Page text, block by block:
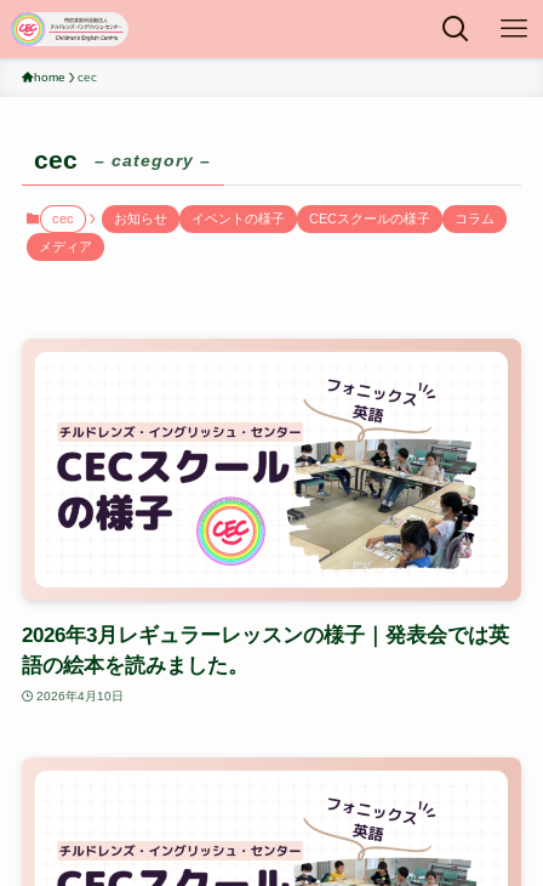
home cec
cec – category –
cec お知らせ イベントの様子 CECスクールの様子
コラム
メディア
2026年3月レギュラーレッスンの様子｜発表会では英
語の絵本を読みました。
2026年4月10日